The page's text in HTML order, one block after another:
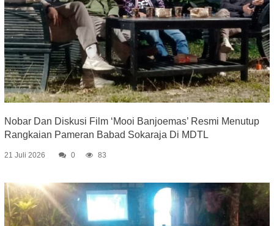
Nobar Dan Diskusi Film ‘Mooi Banjoemas’ Resmi Menutup
Rangkaian Pameran Babad Sokaraja Di MDTL
21 Juli 2026 0 83